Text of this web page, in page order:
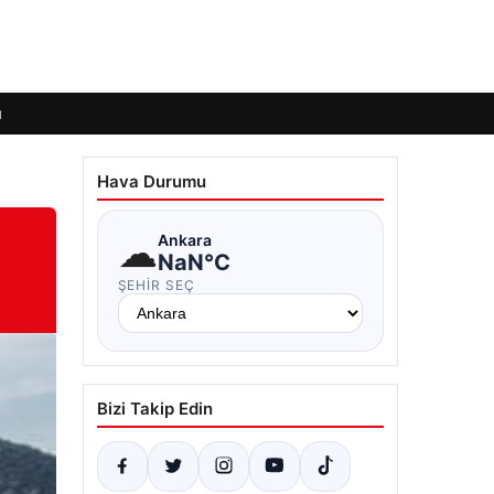
Hava Durumu
☁Ankara
NaN°C
ŞEHIR SEÇ
Bizi Takip Edin